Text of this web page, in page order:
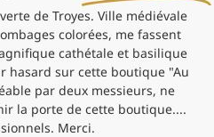
de Troyes. Ville médiévale
colorées, me fassent
cathétale et basilique
hasard sur cette boutique "Au
par deux messieurs, ne
la porte de cette boutique....
Merci.